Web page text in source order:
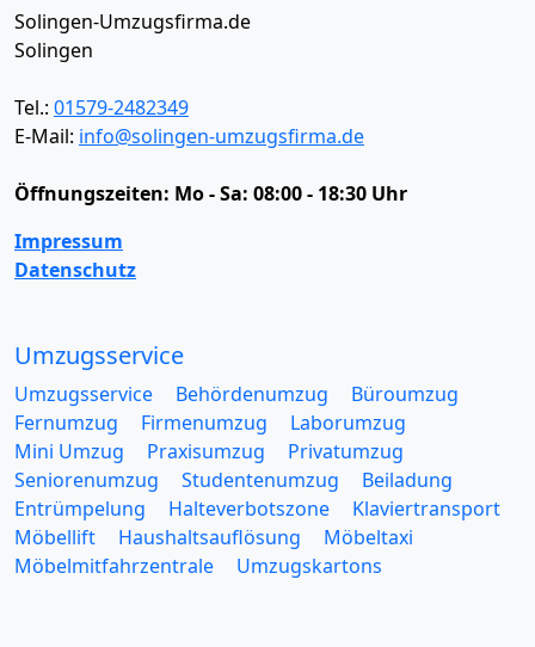
Solingen-Umzugsfirma.de
Solingen
Tel.: 01579-2482349
E-Mail: info@solingen-umzugsfirma.de
Öffnungszeiten: Mo - Sa: 08:00 - 18:30 Uhr
Impressum
Datenschutz
Umzugsservice
Umzugsservice Behördenumzug
Büroumzug
Fernumzug
Firmenumzug
Laborumzug
Mini Umzug
Praxisumzug
Privatumzug
Seniorenumzug
Studentenumzug
Beiladung
Entrümpelung
Halteverbotszone
Klaviertransport
Möbellift
Haushaltsauflösung
Möbeltaxi
Möbelmitfahrzentrale
Umzugskartons